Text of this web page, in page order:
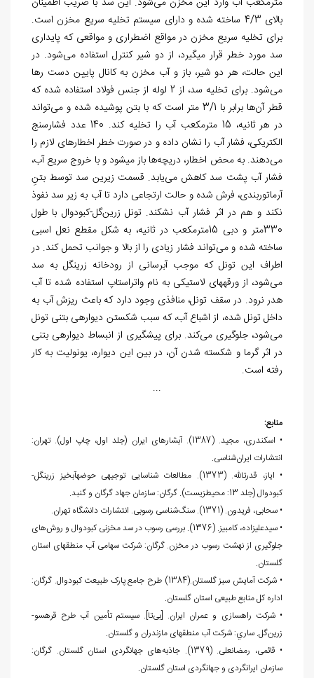
بالای 4/3 ساخته شده و دارای سیستم تخلیه سریع مخزن است.
برای تخلیه سریع مخزن در مواقع اضطراری و مواقعی که پایداری
سد مورد خطر قرار می‎گیرد، از دو شیر کنترل استفاده می‌شود. در
این حالت، هر دو شیر، باز و آب مخزن به کانال پایین دست رها
می‌‌‌شود. برای تخلیه سد، از 2 لوله از جنس فولاد استفاده شده که
قطر آن‌ها برابر با 3/1 متر است که با بتن پوشیده شده و می‌تواند
در هر ثانیه، 15 مترمکعب آب را تخلیه کند. 140 عدد فشارسنج
الکتریکی، فشار آب را نشان داده و در صورت خطر اخطارهای لازم را
می‌دهند. به محض اخطار، دریچه‌ها باز می‏شود و با خروج سریع آب،
فشار آب پشت سد کاهش می‌یابد. قسمت زیرین سد توسط بتنِ
آرماتوربندی، فرش شده و حالت ارتجاعی دارد تا آب به زیر سد نفوذ
نکند و هم در اثر فشار آب نشکند. تونل زرین‌گل-کبودوال با طول
330متر و دبی 15مترمکعب در ثانیه، به شکل مقطع نعل اسبی
ساخته شده و می‌تواند فشار زیادی را از بالا و جوانب تحمل کند. در
اطراف این تونل که موجب آب‎رسانی از رودخانه زرین‎گل به سد
می‌شود، از ورقه‎های لاستیکی به نام واتراستاپ استفاده شده تا آب
هدر نرود. در سقف تونل، منافذی وجود دارد که باعث ریزش آب به
داخل تونل شده، از اشباع آب، که سبب شکستن دیواره‏ی بتنی تونل
می‎‌شود، جلوگیری می‌کند. برای پیشگیری از انبساط دیواره‏ی بتنی
در اثر گرما و شکسته شدن آن، در بین این دیواره، یونولیت به کار
رفته است.
...
منابع:
• اسکندری، مجید. (1387). آبشارهای ایران (جلد اول، چاپ اول). تهران:
انتشارات ایران‌شناسی.
• ایاز، قدرت‏الله. (1373). مطالعات شناسایی توجیهی حوضه‎آبخیز زرین‎گل-
کبودوال (جلد 13: محیط‎زیست). گرگان: سازمان جهاد گرگان و گنبد.
• سحابی، فریدون. (1371). سنگ‌شناسی رسوبی. انتشارات دانشگاه تهران.
• سیدعلیزاده، کامبیز. (1376). بررسی رسوب در سد مخزنی کبودوال و روش‌های
جلوگیری از نهشت رسوب در مخزن. گرگان: شرکت سهامی آب منطقه‏ای استان
گلستان.
• شرکت آمایش سبز گلستان.(1384) طرح جامع پارک طبیعت کبودوال. گرگان:
اداره کل منابع طبیعی استان گلستان.
• شرکت راهسازی و عمران ایران. [بی‌تا]. سیستم تأمین آب طرح قره‏سو-
زرین‌گل. ساري: شرکت آب منطقه‏ای مازندران و گلستان.
• قائمی، رمضانعلی. (1379). جاذبه‌های جهانگردی استان گلستان. گرگان:
سازمان ایرانگردی و جهانگردی استان گلستان.